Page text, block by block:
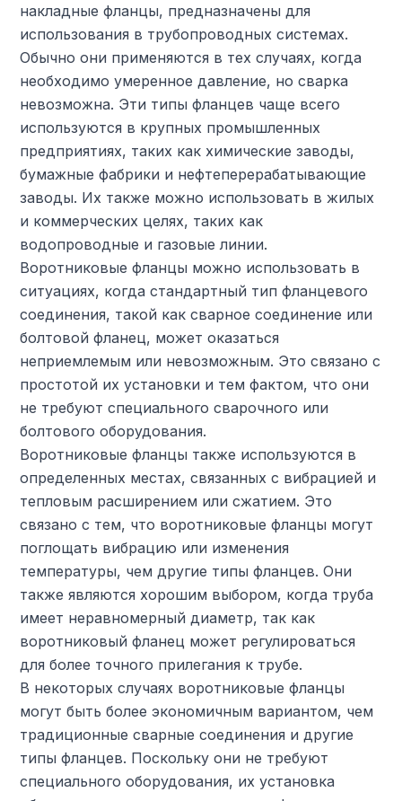
накладные фланцы, предназначены для
использования в трубопроводных системах.
Обычно они применяются в тех случаях, когда
необходимо умеренное давление, но сварка
невозможна. Эти типы фланцев чаще всего
используются в крупных промышленных
предприятиях, таких как химические заводы,
бумажные фабрики и нефтеперерабатывающие
заводы. Их также можно использовать в жилых
и коммерческих целях, таких как
водопроводные и газовые линии.
Воротниковые фланцы можно использовать в
ситуациях, когда стандартный тип фланцевого
соединения, такой как сварное соединение или
болтовой фланец, может оказаться
неприемлемым или невозможным. Это связано с
простотой их установки и тем фактом, что они
не требуют специального сварочного или
болтового оборудования.
Воротниковые фланцы также используются в
определенных местах, связанных с вибрацией и
тепловым расширением или сжатием. Это
связано с тем, что воротниковые фланцы могут
поглощать вибрацию или изменения
температуры, чем другие типы фланцев. Они
также являются хорошим выбором, когда труба
имеет неравномерный диаметр, так как
воротниковый фланец может регулироваться
для более точного прилегания к трубе.
В некоторых случаях воротниковые фланцы
могут быть более экономичным вариантом, чем
традиционные сварные соединения и другие
типы фланцев. Поскольку они не требуют
специального оборудования, их установка